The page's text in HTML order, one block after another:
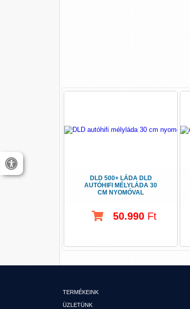
DLD 500+ LÁDA DLD
AUTÓHIFI MÉLYLÁDA 30
CM NYOMÓVAL
50.990 Ft
TERMÉKEINK
ÜZLETÜNK